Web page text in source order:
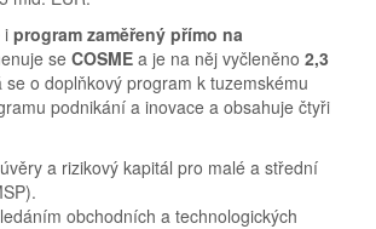
i program zaměřený přímo na
se COSME a je na něj vyčleněno 2,3
se o doplňkový program k tuzemskému
podnikání a inovace a obsahuje čtyři
a rizikový kapitál pro malé a střední
obchodních a technologických